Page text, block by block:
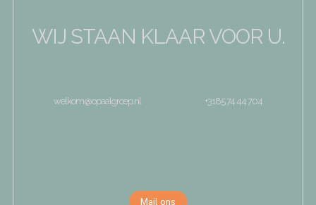
WIJ STAAN KLAAR VOOR U.
welkom@opaalgroep.nl +3185 74 44 704
Mail ons